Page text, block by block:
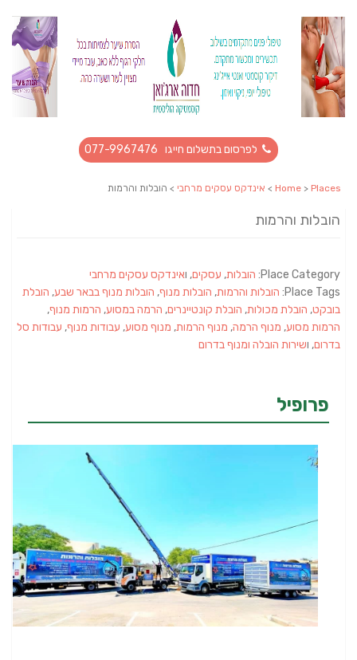
לפרסום בתשלום חייגו 077-9967476
Home > Places
> אינדקס עסקים מרחבי > הובלות והרמות
הובלות והרמות
Place Category: הובלות, עסקים, ואינדקס עסקים מרחבי
Place Tags: הובלות והרמות, הובלות מנוף, הובלות מנוף בבאר שבע, הובלת
בובקט, הובלת מכולות, הובלת קונטיינרים, הרמה במסוע, הרמות מנוף,
הרמות מסוע, מנוף הרמה, מנוף הרמות, מנוף מסוע, עבודות מנוף, עבודות סל
בדרום, ושירות הובלה ומנוף בדרום
פרופיל